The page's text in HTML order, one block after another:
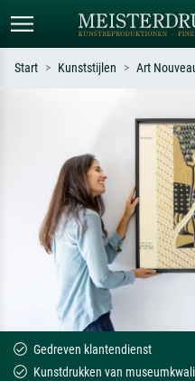
Zoek op kunstenaar, titel of stijl – bijv.
Monet, Sterrennacht, impressionisme,
Hokusai-golf, naakt.
Start Kunststijlen Art
Gedreven klantendienst
Kunstdrukken van